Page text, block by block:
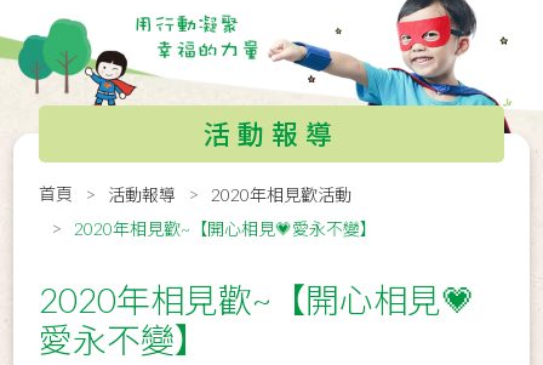
活動報導
首頁 活動報導
2020年相見歡活動
2020年相見歡~【開心相見💗愛永不變】
2020年相見歡~【開心相見💗
愛永不變】